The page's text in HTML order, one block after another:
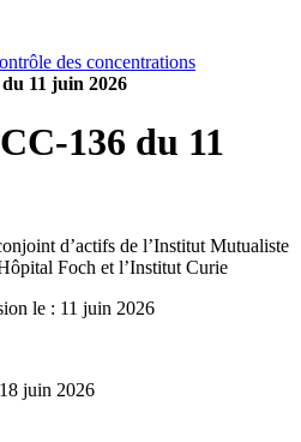
des concentrations
11 juin 2026
136 du 11
d’actifs de l’Institut Mutualiste
Foch et l’Institut Curie
le : 11 juin 2026
juin 2026